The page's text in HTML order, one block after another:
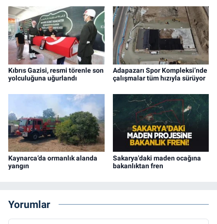
Kıbrıs Gazisi, resmi törenle son
yolculuğuna uğurlandı
Adapazarı Spor Kompleksi’nde
çalışmalar tüm hızıyla sürüyor
Kaynarca’da ormanlık alanda
yangın
Sakarya'daki maden ocağına
bakanlıktan fren
Yorumlar